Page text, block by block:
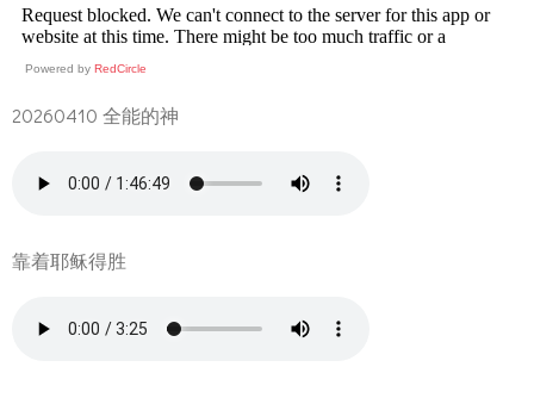
Powered by RedCircle
20260410 全能的神
靠着耶稣得胜